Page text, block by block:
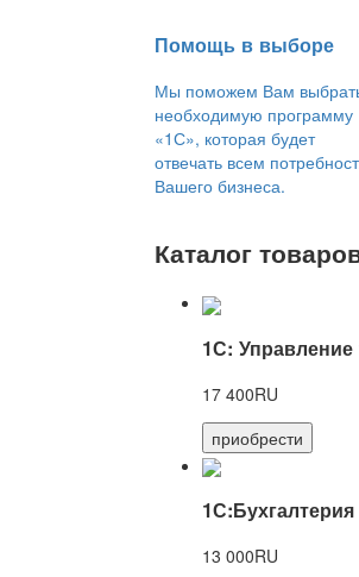
Помощь в выборе
Мы поможем Вам
необходимую программу
«1С», которая будет
отвечать всем
Вашего бизнеса.
Каталог
1С: Управление
17 400RU
приобрести
13 000RU